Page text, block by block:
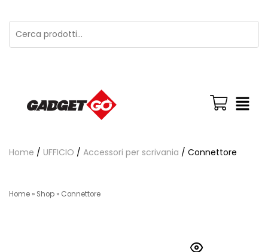
Home / UFFICIO / Accessori per scrivania / Connettore
Home » Shop » Connettore